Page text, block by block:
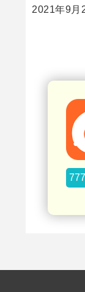
2021年9月